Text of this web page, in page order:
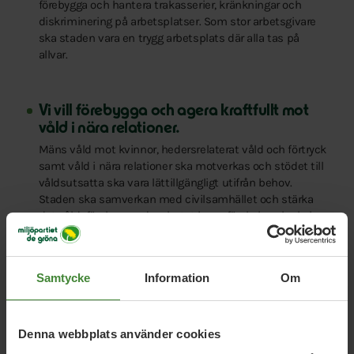
Samtycke Information Om
Denna webbplats använder cookies
förebygga och hantera trakasserier, kränkningar och
diskriminering på arbetsplatser. Som stor arbetsgivare
ska staden vara en trygg arbetsplats där alla tas på
allvar.
Vi vill förebygga och agera kraftfullt mot
våld i nära relationer.
Mäns våld mot kvinnor, hedersrelaterat våld och förtryck
samt våld i nära relationer ska motverkas och stödet till
våldsutsatta ska vara lättillgängligt utifrån behov.
Staden ska samverkan med civilsamhället och stärka
det våldsförebyggande arbetet inom förskola och skola.
Riktade insatser till män som utövar eller riskerar att
förtryck.